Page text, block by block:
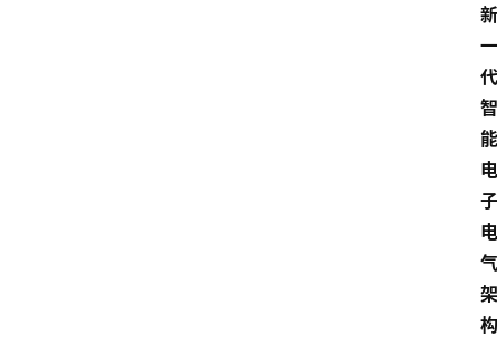
新
一
代
智
能
电
子
电
气
架
构